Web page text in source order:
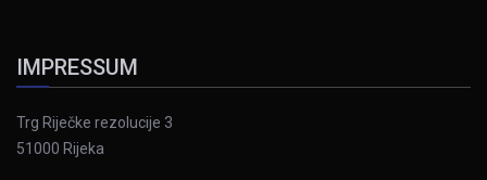
IMPRESSUM
Trg Riječke rezolucije 3
51000 Rijeka